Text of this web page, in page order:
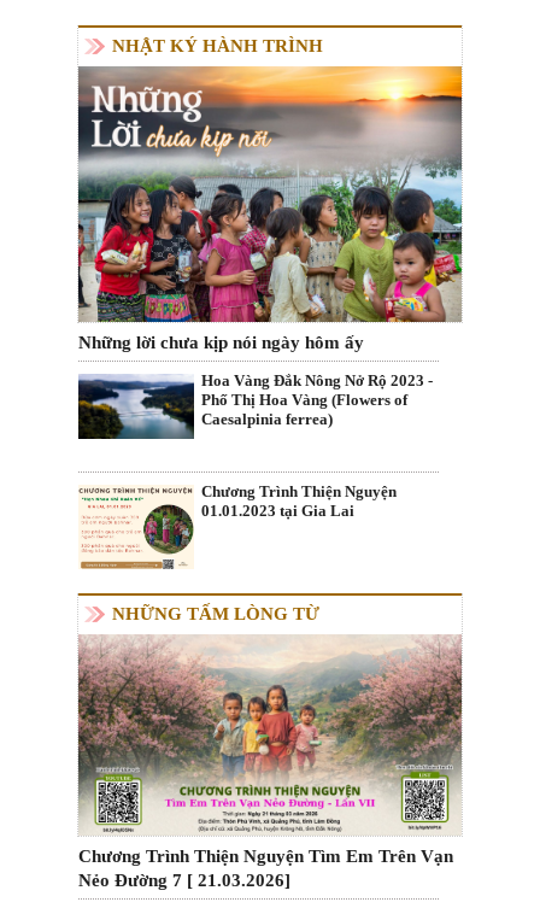
NHẬT KÝ HÀNH TRÌNH
Những lời chưa kịp nói ngày hôm ấy
Hoa Vàng Đắk Nông Nở Rộ 2023 -
Phố Thị Hoa Vàng (Flowers of
Caesalpinia ferrea)
Chương Trình Thiện Nguyện
01.01.2023 tại Gia Lai
NHỮNG TẤM LÒNG TỪ
Chương Trình Thiện Nguyện Tìm Em Trên Vạn
Nẻo Đường 7 [ 21.03.2026]